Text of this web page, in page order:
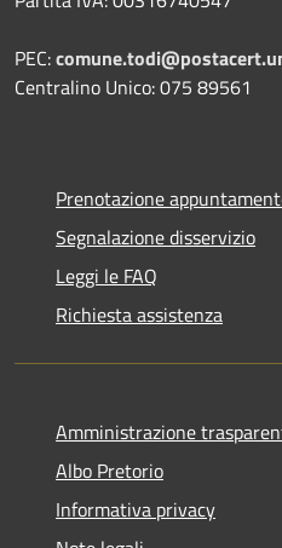
PEC:
Centralino Unico: 075 89561
Prenotazione
Segnalazione disservizio
Leggi le FAQ
Richiesta assistenza
Amministrazione
Albo Pretorio
Informativa privacy